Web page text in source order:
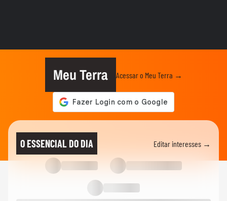
Lula critica sistema de saúde dos EUA ao
exaltar SUS: ‘Vá tentar...
Cãozinho é resgatado com vida dos
escombros 29 dias após terremoto...
Vídeo registra explosão em shopping
após terremoto de magnitude...
Meu Terra Acessar o Meu Terra →
O ESSENCIAL DO DIA Editar interesses →